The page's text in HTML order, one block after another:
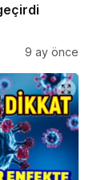
9 ay önce